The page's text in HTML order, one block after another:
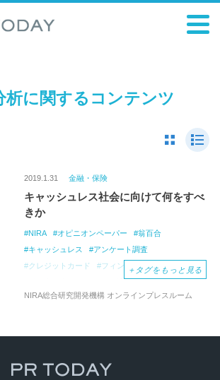
析に関するコンテンツ
2019.1.31 金融・保険
キャッシュレス社会に向けて何をすべ
きか
NIRA オピニオンペーパー
翁百合
キャッシュレス
アンケート調査
クレジットカード
フィンテック
キャッシュカード
デビットカード
電子マネー
ポイント利用
＋ タグをもっと見る
NIRA総合研究開発機構 オンラインプレスルーム